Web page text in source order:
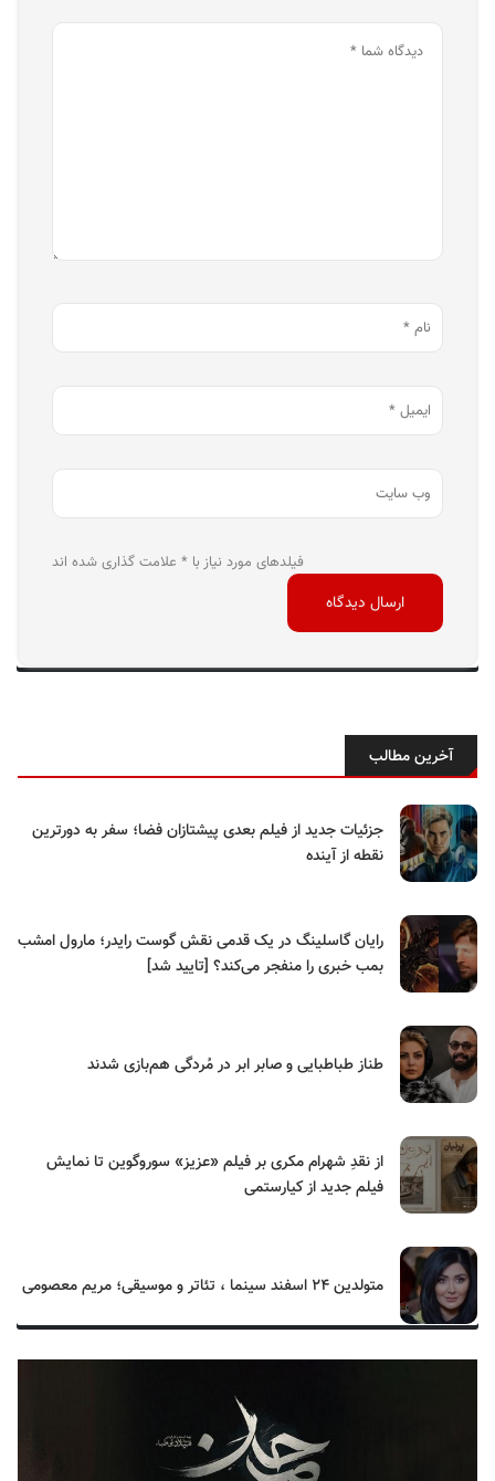
فیلدهای مورد نیاز با * علامت گذاری شده اند
آخرین مطالب
جزئیات جدید از فیلم بعدی پیشتازان فضا؛ سفر به دورترین
نقطه از آینده
رایان گاسلینگ در یک قدمی نقش گوست رایدر؛ مارول امشب
بمب خبری را منفجر می‌کند؟ [تایید شد]
طناز طباطبایی و صابر ابر در مُردگی هم‌بازی شدند
از نقدِ شهرام مکری بر فیلم «عزیز» سوروگوین تا نمایش
فیلم جدید از کیارستمی
متولدین ۲۴ اسفند سینما ، تئاتر و موسیقی؛ مریم معصومی